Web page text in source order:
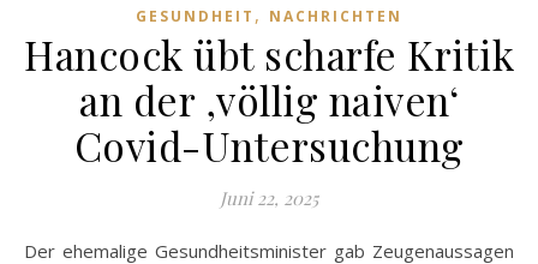
GESUNDHEIT , NACHRICHTEN
Hancock übt scharfe Kritik
an der ‚völlig naiven‘
Covid-Untersuchung
Juni 22, 2025
Der ehemalige Gesundheitsminister gab Zeugenaussagen